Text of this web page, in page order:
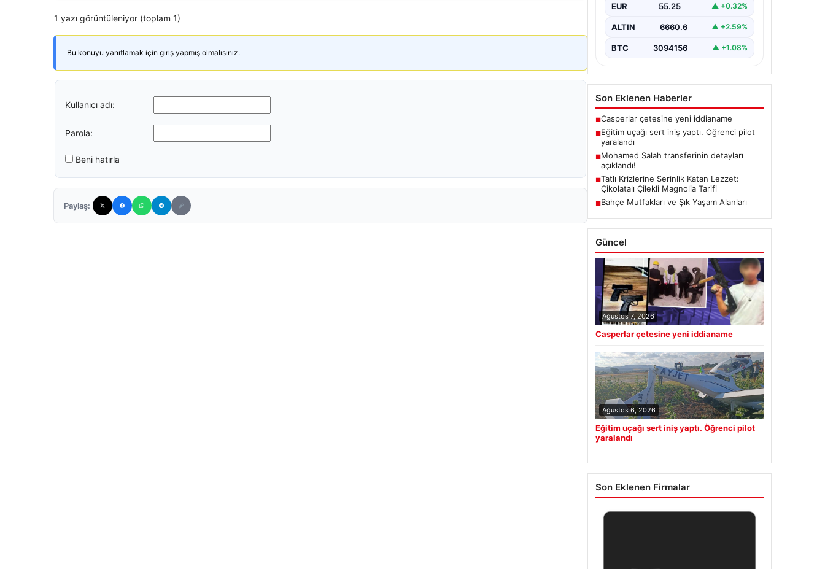
1 yazı görüntüleniyor (toplam 1)
Bu konuyu yanıtlamak için giriş yapmış olmalısınız.
Kullanıcı adı:
Parola:
Beni hatırla
Paylaş:
EUR 55.25 ▲ +0.32%
ALTIN 6660.6 ▲ +2.59%
BTC 3094156 ▲ +1.08%
Son Eklenen Haberler
■Casperlar çetesine yeni iddianame
■Eğitim uçağı sert iniş yaptı. Öğrenci pilot
yaralandı
■Mohamed Salah transferinin detayları
açıklandı!
■Tatlı Krizlerine Serinlik Katan Lezzet:
Çikolatalı Çilekli Magnolia Tarifi
■Bahçe Mutfakları ve Şık Yaşam Alanları
Güncel
Ağustos 7, 2026
Casperlar çetesine yeni iddianame
Ağustos 6, 2026
Eğitim uçağı sert iniş yaptı. Öğrenci pilot
yaralandı
Son Eklenen Firmalar